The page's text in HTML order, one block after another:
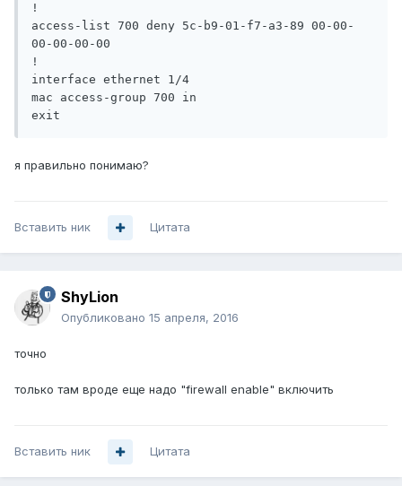
!
access-list 700 deny 5c-b9-01-f7-a3-89 00-00-
00-00-00-00
!
interface ethernet 1/4
mac access-group 700 in
я правильно понимаю?
Вставить ник Цитата
ShyLion
Опубликовано 15 апреля, 2016
точно
только там вроде еще надо "firewall enable" включить
Вставить ник Цитата